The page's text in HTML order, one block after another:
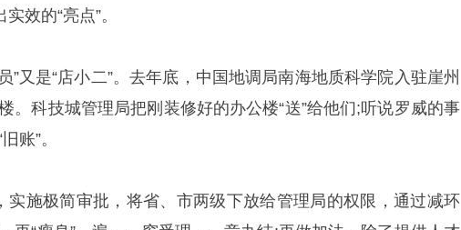
效的“亮点”。
”又是“店小二”。去年底，中国地调局南海地质科学院入驻崖州
。科技城管理局把刚装修好的办公楼“送”给他们;听说罗威的事
账”。
实施极简审批，将省、市两级下放给管理局的权限，通过减环